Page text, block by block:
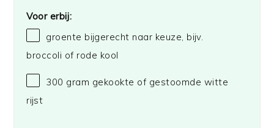
Voor erbij:
groente bijgerecht naar keuze, bijv.
broccoli of rode kool
300 gram gekookte of gestoomde witte
rijst